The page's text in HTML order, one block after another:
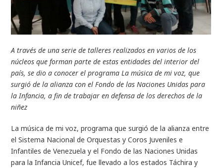
A través de una serie de talleres realizados en varios de los
núcleos que forman parte de estas entidades del interior del
país, se dio a conocer el programaLa música de mi voz, que
surgió de la alianza con el Fondo de las Naciones Unidas para
la Infancia, a fin de trabajar en defensa de los derechos de la
niñez
La música de mi voz, programa que surgió de la alianza entre
el Sistema Nacional de Orquestas y Coros Juveniles e
Infantiles de Venezuela y el Fondo de las Naciones Unidas
para la Infancia Unicef, fue llevado a los estados Táchira y